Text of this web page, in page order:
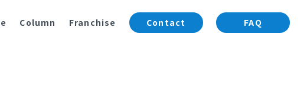
Column Franchise Contact FAQ